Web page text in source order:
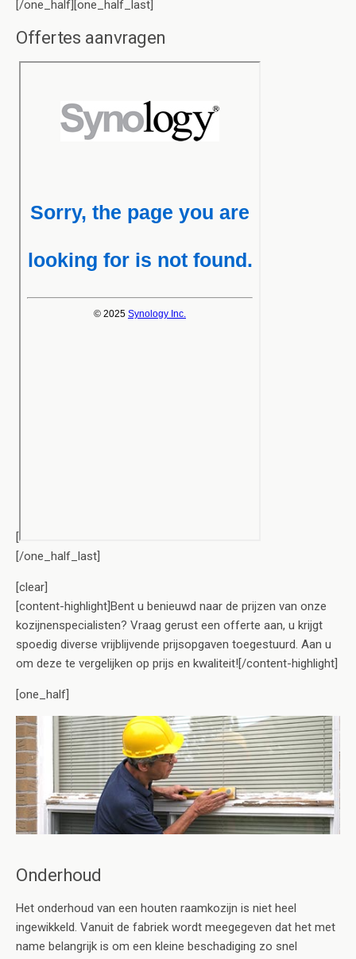
[/one_half][one_half_last]
Offertes aanvragen
[
[/one_half_last]
[clear]
[content-highlight]Bent u benieuwd naar de prijzen van onze
kozijnenspecialisten? Vraag gerust een offerte aan, u krijgt
spoedig diverse vrijblijvende prijsopgaven toegestuurd. Aan u
om deze te vergelijken op prijs en kwaliteit![/content-highlight]
[one_half]
Onderhoud
Het onderhoud van een houten raamkozijn is niet heel
ingewikkeld. Vanuit de fabriek wordt meegegeven dat het met
name belangrijk is om een kleine beschadiging zo snel